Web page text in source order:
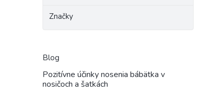
Značky
Blog
Pozitívne účinky nosenia bábätka v
nosičoch a šatkách